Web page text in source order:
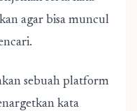
agar bisa muncul
sebuah platform
kata